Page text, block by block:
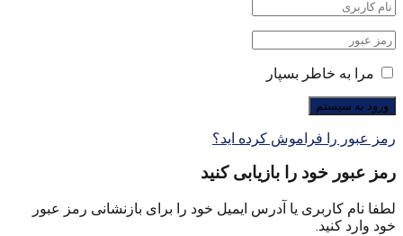
مرا به خاطر بسپار
رمز عبور را فراموش کرده اید؟
رمز عبور خود را بازیابی کنید
لطفا نام کاربری یا آدرس ایمیل خود را برای بازنشانی رمز عبور
خود وارد کنید.